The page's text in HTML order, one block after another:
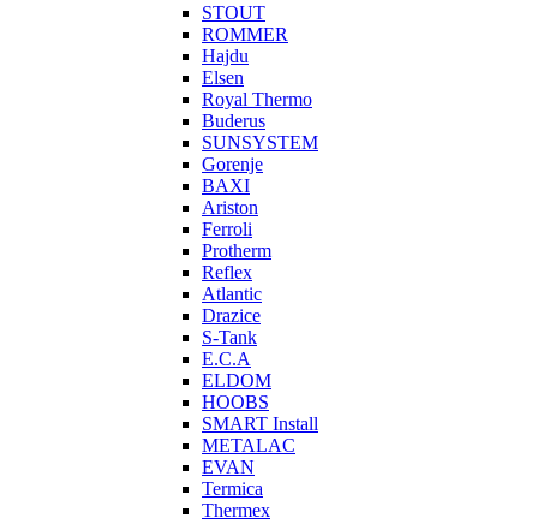
STOUT
ROMMER
Hajdu
Elsen
Royal Thermo
Buderus
SUNSYSTEM
Gorenje
BAXI
Ariston
Ferroli
Protherm
Reflex
Atlantic
Drazice
S-Tank
E.C.A
ELDOM
HOOBS
SMART Install
METALAC
EVAN
Termica
Thermex